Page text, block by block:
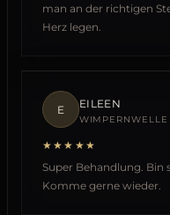
man an der richtigen
Herz legen.
E EILEEN
WIMPERNWELLE
★★★★★
Super Behandlung. Bin
Komme gerne wieder.